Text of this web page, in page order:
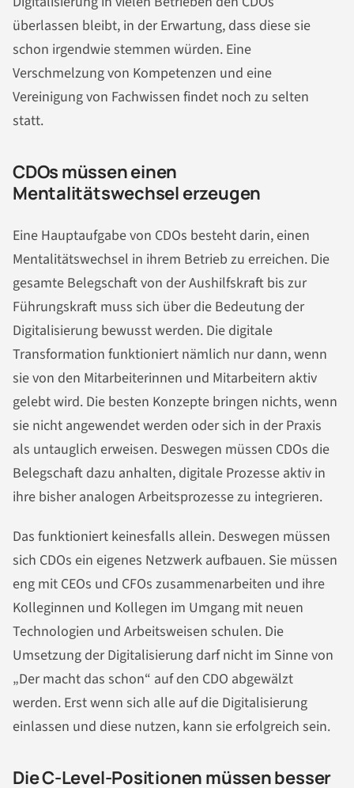
überlassen bleibt, in der Erwartung, dass diese sie
schon irgendwie stemmen würden. Eine
Verschmelzung von Kompetenzen und eine
Vereinigung von Fachwissen findet noch zu selten
statt.
CDOs müssen einen
Mentalitätswechsel erzeugen
Eine Hauptaufgabe von CDOs besteht darin, einen
Mentalitätswechsel in ihrem Betrieb zu erreichen. Die
gesamte Belegschaft von der Aushilfskraft bis zur
Führungskraft muss sich über die Bedeutung der
Digitalisierung bewusst werden. Die digitale
Transformation funktioniert nämlich nur dann, wenn
sie von den Mitarbeiterinnen und Mitarbeitern aktiv
gelebt wird. Die besten Konzepte bringen nichts, wenn
sie nicht angewendet werden oder sich in der Praxis
als untauglich erweisen. Deswegen müssen CDOs die
Belegschaft dazu anhalten, digitale Prozesse aktiv in
ihre bisher analogen Arbeitsprozesse zu integrieren.
Das funktioniert keinesfalls allein. Deswegen müssen
sich CDOs ein eigenes Netzwerk aufbauen. Sie müssen
eng mit CEOs und CFOs zusammenarbeiten und ihre
Kolleginnen und Kollegen im Umgang mit neuen
Technologien und Arbeitsweisen schulen. Die
Umsetzung der Digitalisierung darf nicht im Sinne von
„Der macht das schon“ auf den CDO abgewälzt
werden. Erst wenn sich alle auf die Digitalisierung
einlassen und diese nutzen, kann sie erfolgreich sein.
Die C-Level-Positionen müssen besser